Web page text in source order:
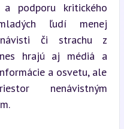
podporu kritického
ľudí menej
či strachu z
hrajú aj médiá a
a osvetu, ale
nenávistným